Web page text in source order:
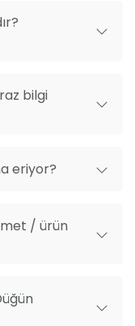
bilgi
eriyor?
/ ürün